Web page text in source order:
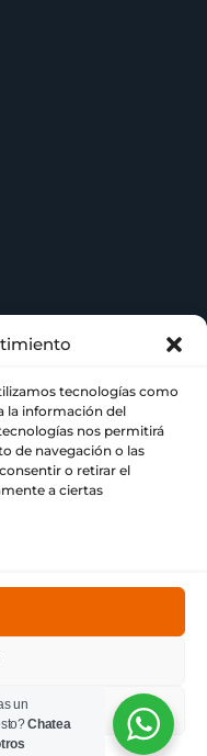
tecnologías como
la información del
nos permitirá
de navegación o las
o retirar el
a ciertas
35, 1º piso,
Barcelona
un
Chatea